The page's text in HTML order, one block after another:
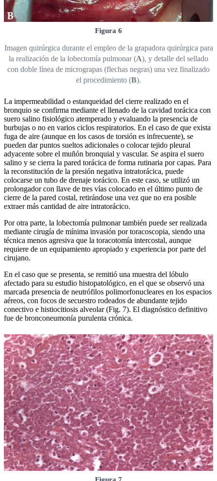
Figura 6
Imagen quirúrgica durante el empleo de la grapadora quirúrgica para
la realización de la lobectomía pulmonar (A), y detalle del sellado
con doble línea de micrograpas (flechas negras) una vez finalizado
el procedimiento (B).
La impermeabilidad o estanqueidad del cierre realizado en el
bronquio se confirma mediante el llenado de la cavidad torácica con
suero salino fisiológico atemperado y evaluando la presencia de
burbujas o no en varios ciclos respiratorios. En el caso de que exista
fuga de aire (aunque en los casos de torsión es infrecuente), se
pueden dar puntos sueltos adicionales o colocar tejido pleural
adyacente sobre el muñón bronquial y vascular. Se aspira el suero
salino y se cierra la pared torácica de forma rutinaria por capas. Para
la reconstitución de la presión negativa intratorácica, puede
colocarse un tubo de drenaje torácico. En este caso, se utilizó un
prolongador con llave de tres vías colocado en el último punto de
cierre de la pared costal, retirándose una vez que no era posible
extraer más cantidad de aire intratorácico.
Por otra parte, la lobectomía pulmonar también puede ser realizada
mediante cirugía de mínima invasión por toracoscopia, siendo una
técnica menos agresiva que la toracotomía intercostal, aunque
requiere de un equipamiento apropiado y experiencia por parte del
cirujano.
En el caso que se presenta, se remitió una muestra del lóbulo
afectado para su estudio histopatológico, en el que se observó una
marcada presencia de neutrófilos polimorfonucleares en los espacios
aéreos, con focos de secuestro rodeados de abundante tejido
conectivo e histiocitiosis alveolar (Fig. 7). El diagnóstico definitivo
fue de bronconeumonía purulenta crónica.